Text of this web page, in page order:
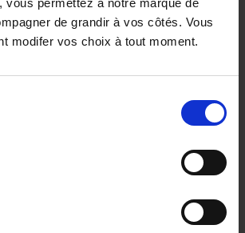
vous permettez à notre marque de
de grandir à vos côtés. Vous
modifer vos choix à tout moment.
- Diesel - Boîte auto